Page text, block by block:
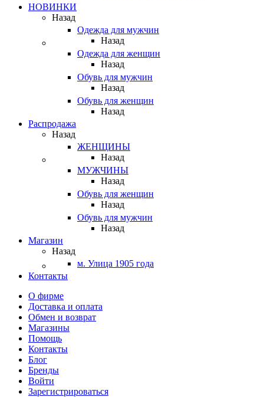
НОВИНКИ
Назад
Одежда для мужчин
Назад
Одежда для женщин
Назад
Обувь для мужчин
Назад
Обувь для женщин
Назад
Распродажа
Назад
ЖЕНЩИНЫ
Назад
МУЖЧИНЫ
Назад
Обувь для женщин
Назад
Обувь для мужчин
Назад
Магазин
Назад
м. Улица 1905 года
Контакты
О фирме
Доставка и оплата
Обмен и возврат
Магазины
Помощь
Контакты
Блог
Бренды
Войти
Зарегистрироваться